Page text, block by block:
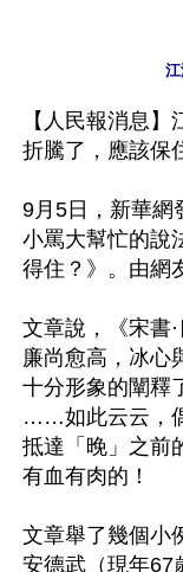
江
【人民報消息
折騰了，應該保
9月5日，新華網
小罵大幫忙的說
得住？》。由網
文章說，《宋書
廉尚愈高，冰心
十分形象的闡釋
……如此云云，
抵達「晚」之前
有血有肉的！
文章舉了幾個小
安德武（現年67